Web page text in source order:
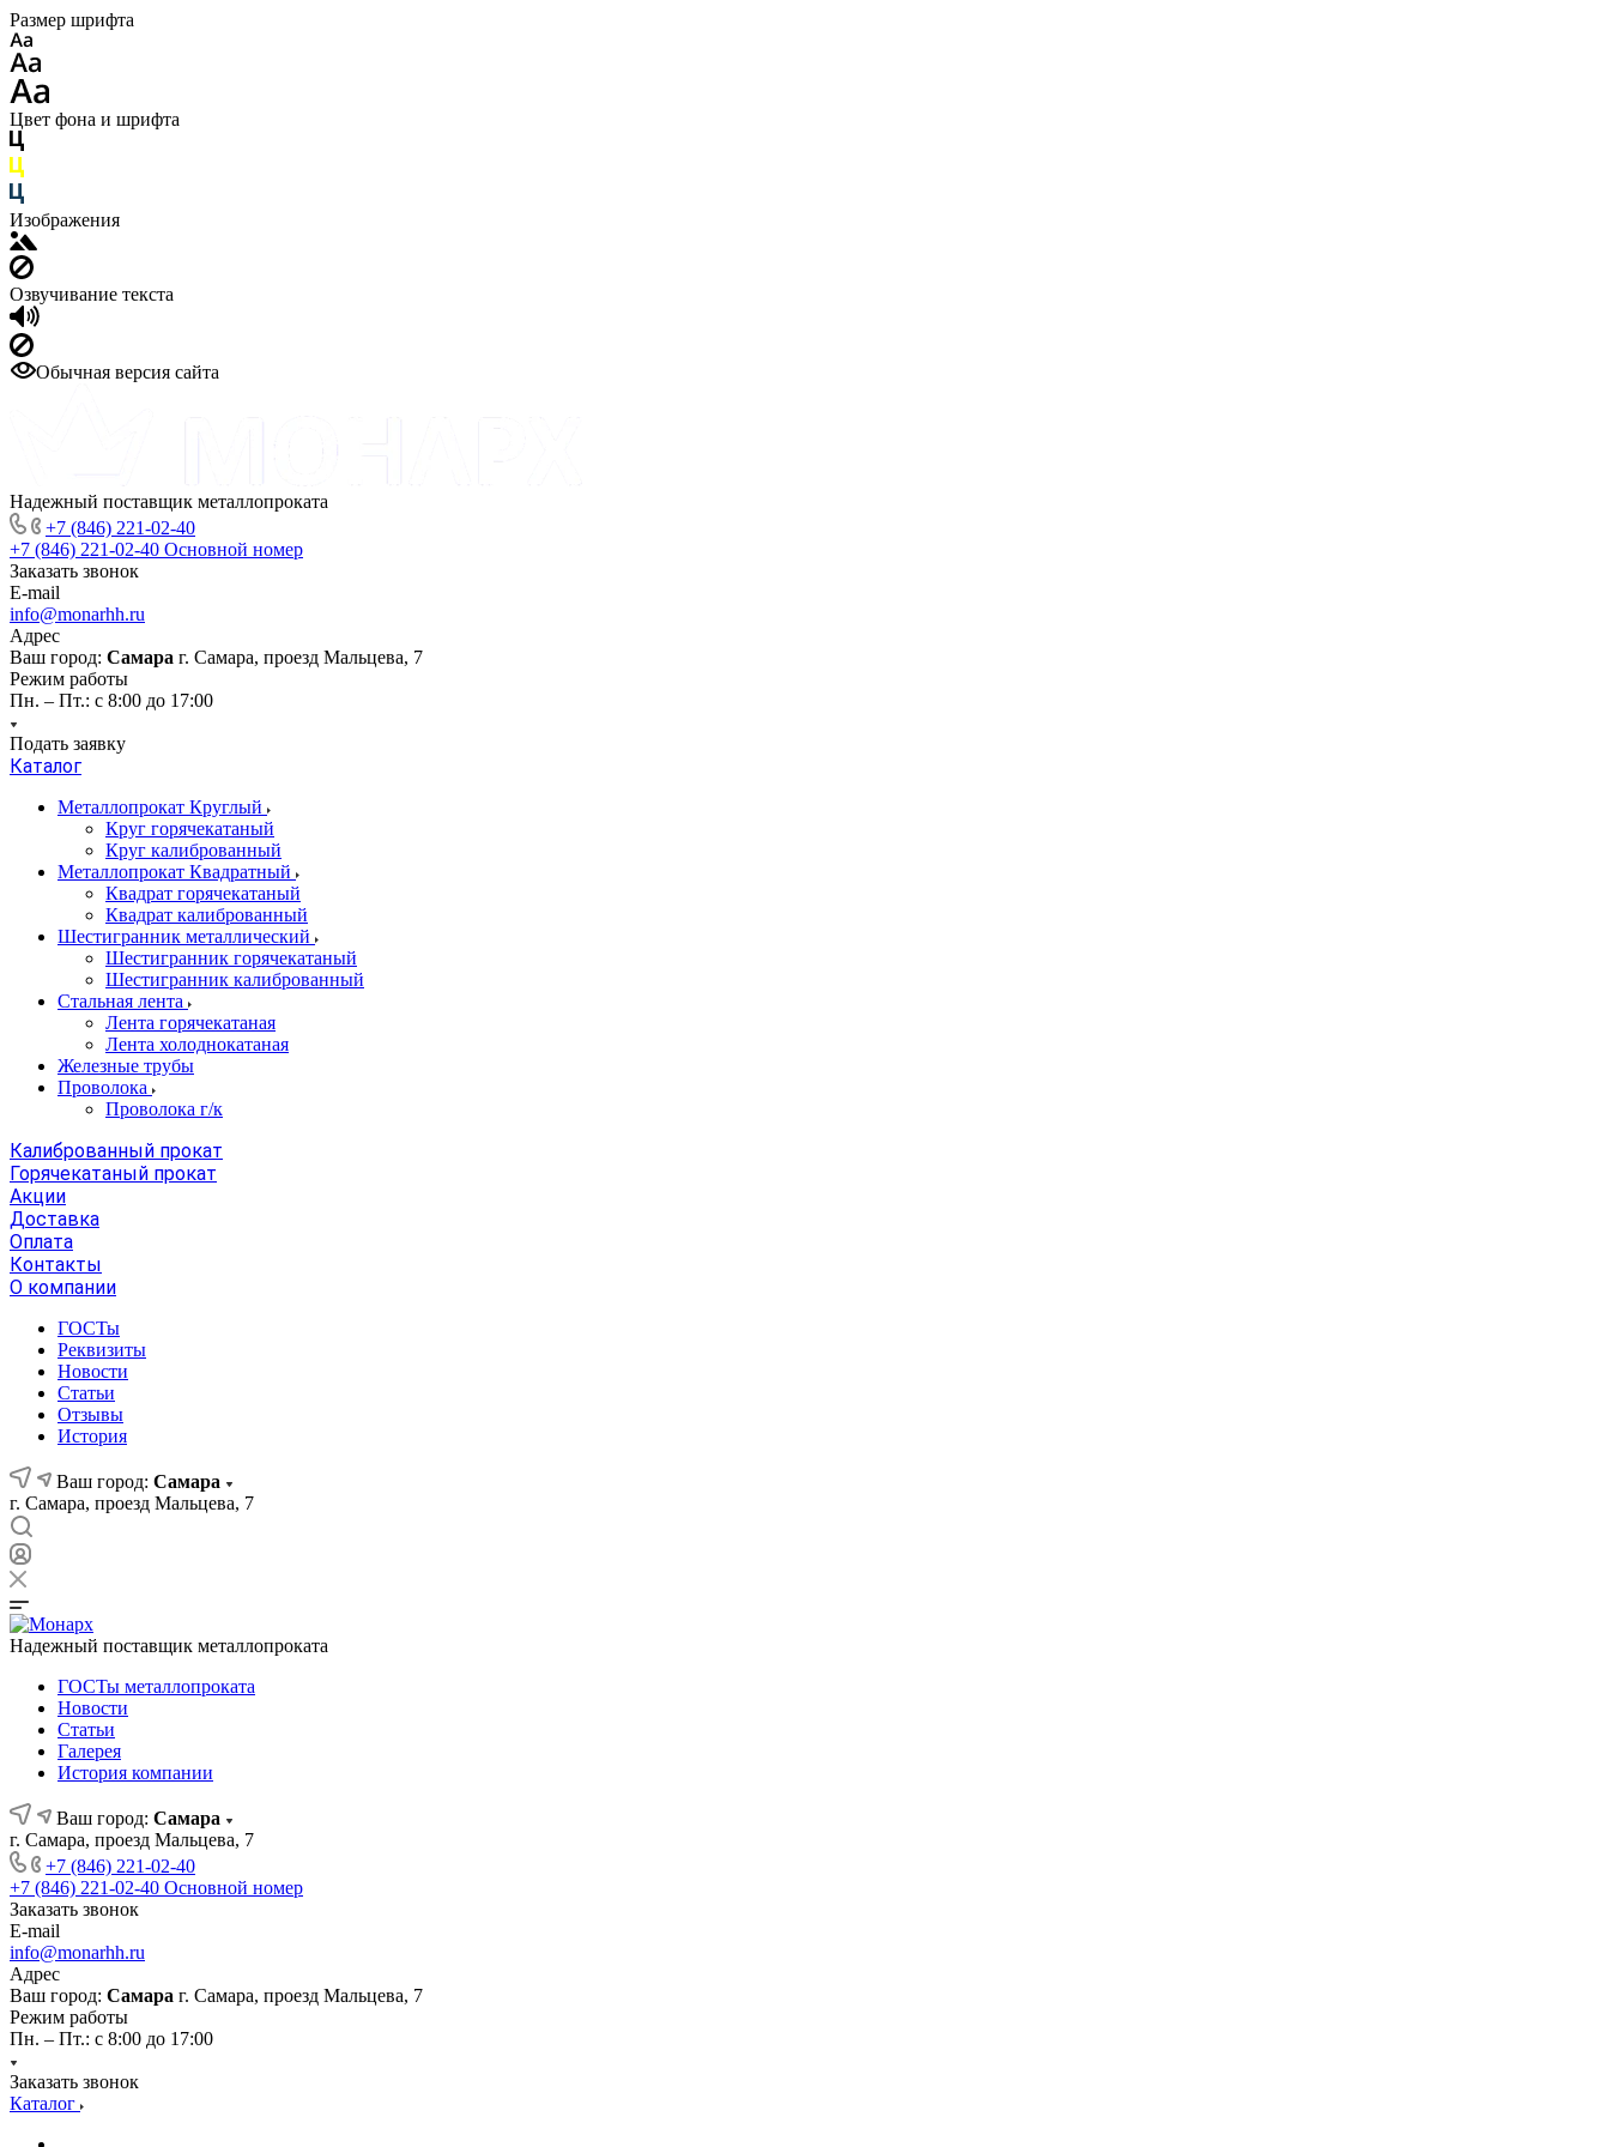
Размер шрифта
Цвет фона и шрифта
Изображения
Озвучивание текста
Обычная версия сайта
Надежный поставщик металлопроката
+7 (846) 221-02-40
+7 (846) 221-02-40 Основной номер
Заказать звонок
E-mail
info@monarhh.ru
Адрес
Ваш город: Самара г. Самара, проезд Мальцева, 7
Режим работы
Пн. – Пт.: с 8:00 до 17:00
Подать заявку
Каталог
Металлопрокат Круглый
Круг горячекатаный
Круг калиброванный
Металлопрокат Квадратный
Квадрат горячекатаный
Квадрат калиброванный
Шестигранник металлический
Шестигранник горячекатаный
Шестигранник калиброванный
Стальная лента
Лента горячекатаная
Лента холоднокатаная
Железные трубы
Проволока
Проволока г/к
Калиброванный прокат
Горячекатаный прокат
Акции
Доставка
Оплата
Контакты
О компании
ГОСТы
Реквизиты
Новости
Статьи
Отзывы
История
Ваш город: Самара
г. Самара, проезд Мальцева, 7
Надежный поставщик металлопроката
ГОСТы металлопроката
Новости
Статьи
Галерея
История компании
Ваш город: Самара
г. Самара, проезд Мальцева, 7
+7 (846) 221-02-40
+7 (846) 221-02-40 Основной номер
Заказать звонок
E-mail
info@monarhh.ru
Адрес
Ваш город: Самара г. Самара, проезд Мальцева, 7
Режим работы
Пн. – Пт.: с 8:00 до 17:00
Заказать звонок
Каталог